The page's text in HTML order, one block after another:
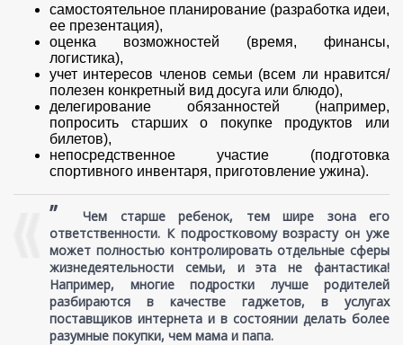
самостоятельное планирование (разработка идеи,
ее презентация),
оценка возможностей (время, финансы,
логистика),
учет интересов членов семьи (всем ли нравится/
полезен конкретный вид досуга или блюдо),
делегирование обязанностей (например,
попросить старших о покупке продуктов или
билетов),
непосредственное участие (подготовка
спортивного инвентаря, приготовление ужина).
”
Чем старше ребенок, тем шире зона его
ответственности. К подростковому возрасту он уже
может полностью контролировать отдельные сферы
жизнедеятельности семьи, и эта не фантастика!
Например, многие подростки лучше родителей
разбираются в качестве гаджетов, в услугах
поставщиков интернета и в состоянии делать более
разумные покупки, чем мама и папа.